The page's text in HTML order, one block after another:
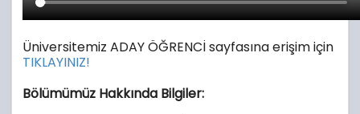
Üniversitemiz ADAY ÖĞRENCİ sayfasına erişim için
TIKLAYINIZ!
Bölümümüz Hakkında Bilgiler: